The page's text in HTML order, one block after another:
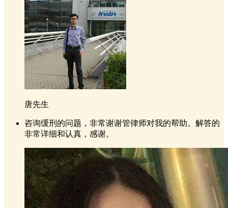
唐先生
咨询缓刑的问题，非常谢谢管律师对我的帮助。解答的
非常详细和认真，感谢。